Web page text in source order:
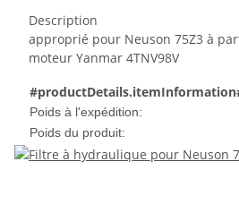
Description
approprié pour Neuson 75Z3 à
moteur Yanmar 4TNV98V
Poids à l'expédition:
Poids du produit: